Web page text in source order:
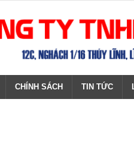
CHÍNH SÁCH TIN TỨC